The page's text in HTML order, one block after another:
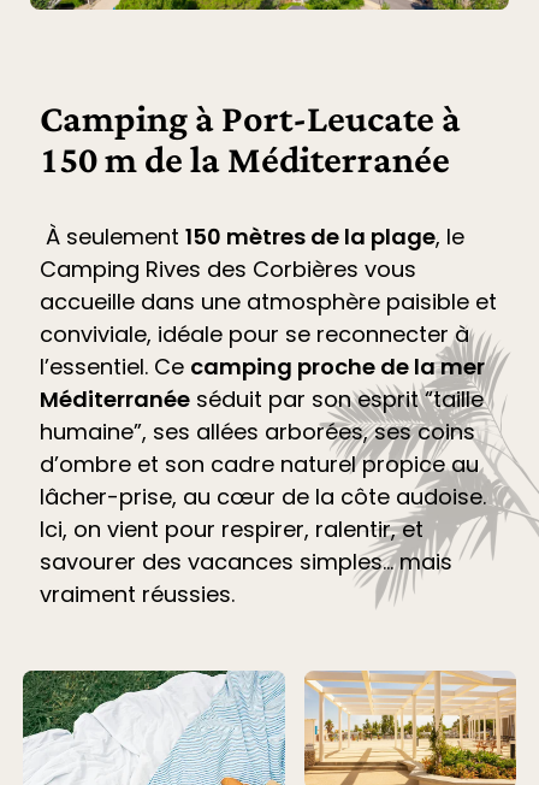
Camping à Port-Leucate à
150 m de la Méditerranée
À seulement150 mètres de la plage, le
Camping Rives des Corbières vous
accueille dans une atmosphère paisible et
conviviale, idéale pour se reconnecter à
l’essentiel. Ce camping proche de la mer
Méditerranée séduit par son esprit “taille
humaine”, ses allées arborées, ses coins
d’ombre et son cadre naturel propice au
lâcher-prise, au cœur de la côte audoise.
Ici, on vient pour respirer, ralentir, et
savourer des vacances simples… mais
vraiment réussies.